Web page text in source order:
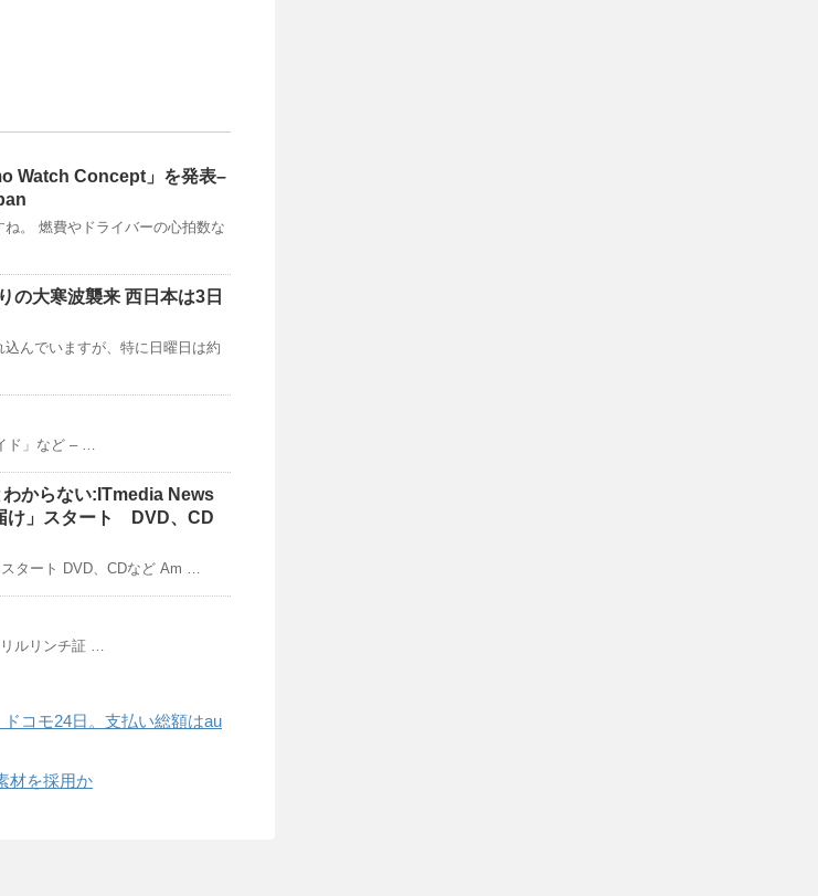
Watch Concept」を発表–
。 燃費やドライバーの心拍数な
の大寒波襲来 西日本は3日
んでいますが、特に日曜日は約
ド」など – …
からない:ITmedia News
け」スタート DVD、CD
タート DVD、CDなど Am …
ルリンチ証 …
コモ24日。支払い総額はau
材を採用か